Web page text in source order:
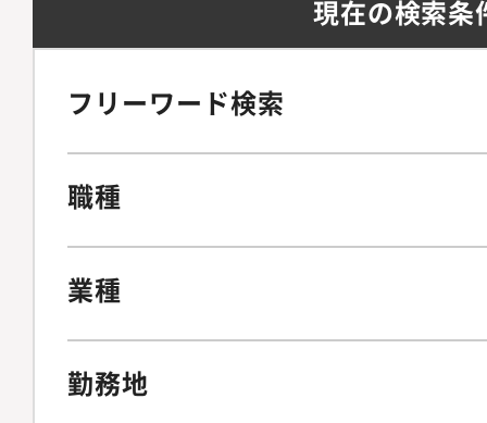
現在の検索条
フリーワード検索
職種
業種
勤務地